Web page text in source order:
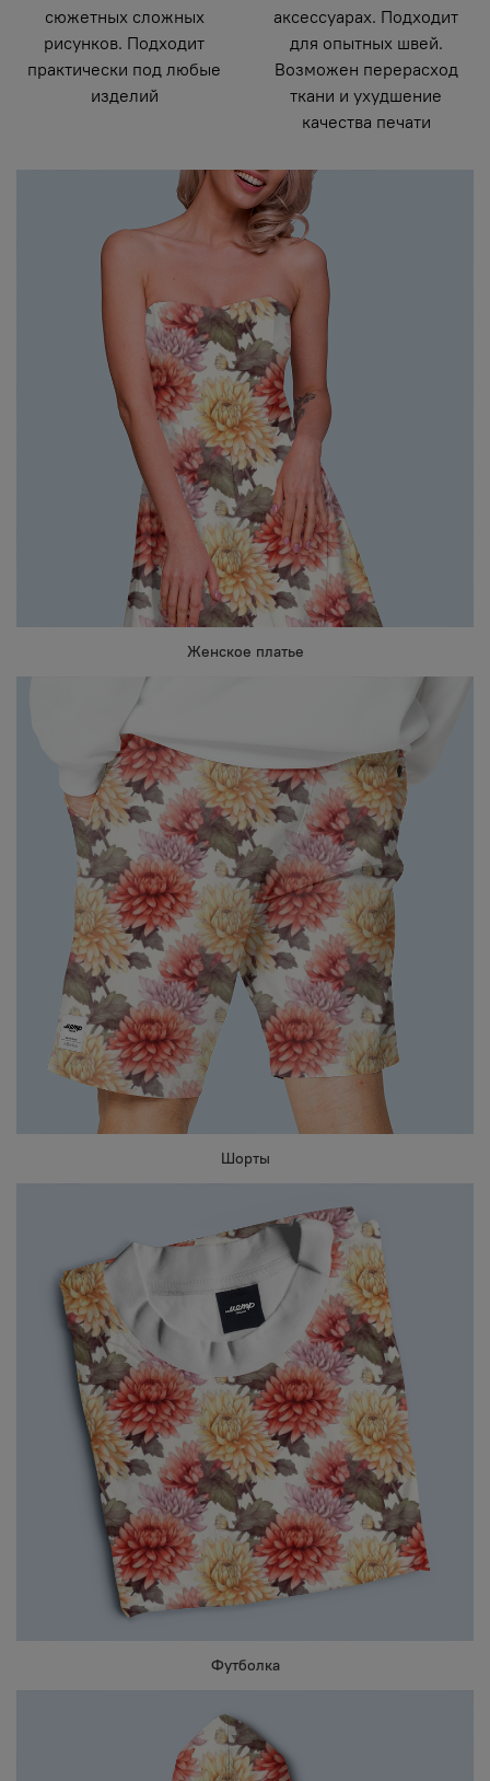
сюжетных сложных
рисунков. Подходит
практически под любые
изделий
аксессуарах. Подходит
для опытных швей.
Возможен перерасход
ткани и ухудшение
качества печати
Женское платье
Шорты
Футболка